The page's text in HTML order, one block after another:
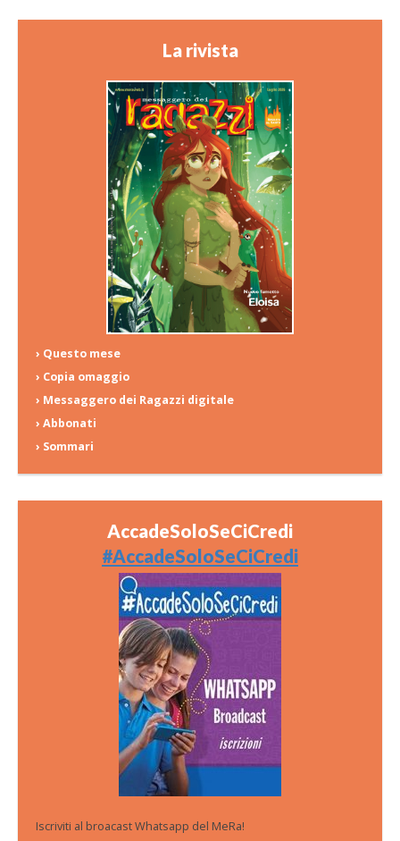
La rivista
› Questo mese
› Copia omaggio
› Messaggero dei Ragazzi digitale
› Abbonati
› Sommari
AccadeSoloSeCiCredi
#AccadeSoloSeCiCredi
Iscriviti al broacast Whatsapp del MeRa!